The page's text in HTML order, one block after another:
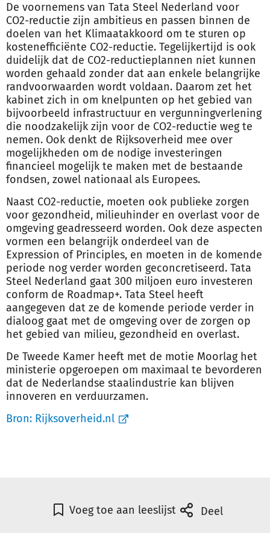
De voornemens van Tata Steel Nederland voor
CO2-reductie zijn ambitieus en passen binnen de
doelen van het Klimaatakkoord om te sturen op
kostenefficiënte CO2-reductie. Tegelijkertijd is ook
duidelijk dat de CO2-reductieplannen niet kunnen
worden gehaald zonder dat aan enkele belangrijke
randvoorwaarden wordt voldaan. Daarom zet het
kabinet zich in om knelpunten op het gebied van
bijvoorbeeld infrastructuur en vergunningverlening
die noodzakelijk zijn voor de CO2-reductie weg te
nemen. Ook denkt de Rijksoverheid mee over
mogelijkheden om de nodige investeringen
financieel mogelijk te maken met de bestaande
fondsen, zowel nationaal als Europees.
Naast CO2-reductie, moeten ook publieke zorgen
voor gezondheid, milieuhinder en overlast voor de
omgeving geadresseerd worden. Ook deze aspecten
vormen een belangrijk onderdeel van de
Expression of Principles, en moeten in de komende
periode nog verder worden geconcretiseerd. Tata
Steel Nederland gaat 300 miljoen euro investeren
conform de Roadmap+. Tata Steel heeft
aangegeven dat ze de komende periode verder in
dialoog gaat met de omgeving over de zorgen op
het gebied van milieu, gezondheid en overlast.
De Tweede Kamer heeft met de motie Moorlag het
ministerie opgeroepen om maximaal te bevorderen
dat de Nederlandse staalindustrie kan blijven
innoveren en verduurzamen.
Bron: Rijksoverheid.nl
Voeg toe aan leeslijst Deel